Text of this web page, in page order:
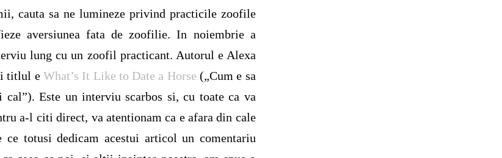
cauta sa ne lumineze privind practicile zoofile
aversiunea fata de zoofilie. In noiembrie a
lung cu un zoofil practicant. Autorul e Alexa
titlul e What’s It Like to Date a Horse („Cum e sa
cal”). Este un interviu scarbos si, cu toate ca va
a-l citi direct, va atentionam ca e afara din cale
ce totusi dedicam acestui articol un comentariu